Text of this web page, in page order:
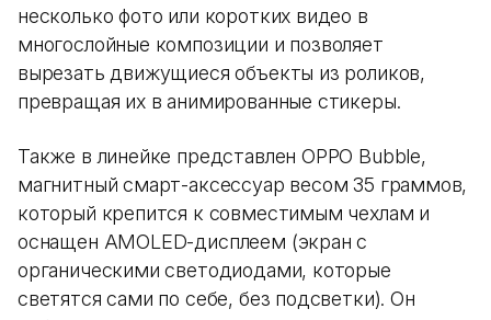
несколько фото или коротких видео в
многослойные композиции и позволяет
вырезать движущиеся объекты из роликов,
превращая их в анимированные стикеры.
Также в линейке представлен OPPO Bubble,
магнитный смарт-аксессуар весом 35 граммов,
который крепится к совместимым чехлам и
оснащен AMOLED-дисплеем (экран с
органическими светодиодами, которые
светятся сами по себе, без подсветки). Он